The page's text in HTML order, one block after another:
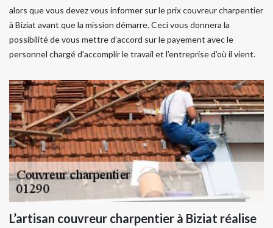
alors que vous devez vous informer sur le prix couvreur charpentier
à Biziat avant que la mission démarre. Ceci vous donnera la
possibilité de vous mettre d’accord sur le payement avec le
personnel chargé d’accomplir le travail et l’entreprise d’où il vient.
L’artisan couvreur charpentier à Biziat réalise